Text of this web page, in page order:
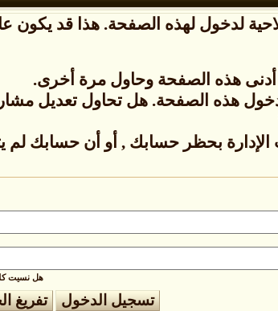
لدخول لهذه الصفحة. هذا قد يكون
أدنى هذه الصفحة وحاول مرة أخرى.
لدخول هذه الصفحة. هل تحاول تعديل
الإدارة بحظر حسابك , أو أن حسابك لم
هل نسيت